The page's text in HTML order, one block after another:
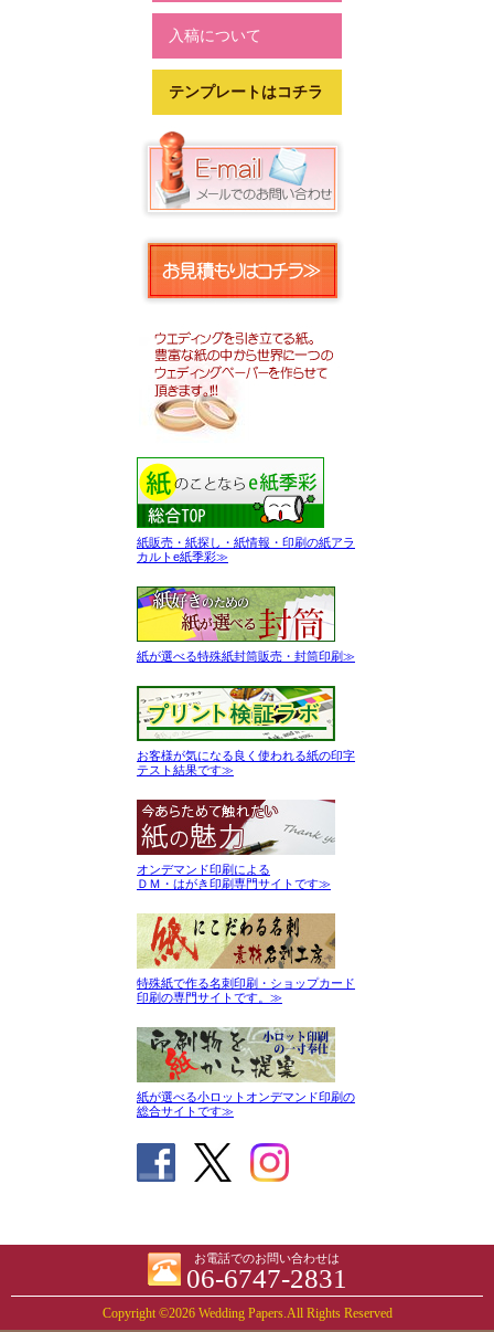
入稿について
テンプレートはコチラ
紙販売・紙探し・紙情報・印刷の紙アラ
カルトe紙季彩≫
紙が選べる特殊紙封筒販売・封筒印刷≫
お客様が気になる良く使われる紙の印字
テスト結果です≫
オンデマンド印刷による
ＤＭ・はがき印刷専門サイトです≫
特殊紙で作る名刺印刷・ショップカード
印刷の専門サイトです。≫
紙が選べる小ロットオンデマンド印刷の
総合サイトです≫
お電話でのお問い合わせは
06-6747-2831
Copyright ©2026 Wedding Papers.All Rights Reserved